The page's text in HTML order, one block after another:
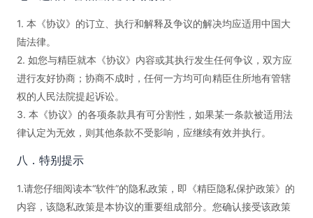
1. 本《协议》的订立、执行和解释及争议的解决均应适用中国大
陆法律。
2. 如您与精臣就本《协议》内容或其执行发生任何争议，双方应
进行友好协商；协商不成时，任何一方均可向精臣住所地有管辖
权的人民法院提起诉讼。
3. 本《协议》的各项条款具有可分割性，如果某一条款被适用法
律认定为无效，则其他条款不受影响，应继续有效并执行。
八．特别提示
1.请您仔细阅读本“软件”的隐私政策，即《精臣隐私保护政策》的
内容，该隐私政策是本协议的重要组成部分。您确认接受该政策